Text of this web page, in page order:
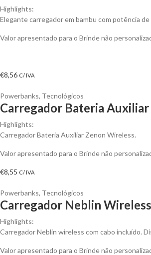
Highlights:
Elegante carregador em bambu com potência
Valor apresentado para o Brinde não
€8,56 C/ IVA
Powerbanks, Tecnológicos
Carregador Bateria
Highlights:
Carregador Bateria Auxiliar Zenon Wireless.
Valor apresentado para o Brinde não
€8,55 C/ IVA
Powerbanks, Tecnológicos
Carregador Neblin
Highlights:
Carregador Neblin wireless com cabo incluído.
Valor apresentado para o Brinde não